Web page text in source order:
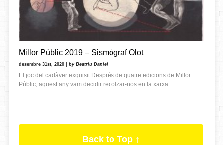
Millor Públic 2019 – Sismògraf Olot
desembre 31st, 2020 | by Beatriu Daniel
El joc del cadàver exquisit Després de quatre edicions de Millor
Públic, aquest any vam decidir recolzar-nos en la xarxa
Back to Top ↑